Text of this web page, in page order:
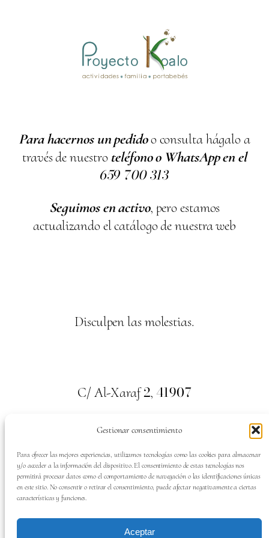
Gestionar consentimiento
Para ofrecer las mejores experiencias, utilizamos tecnologías como las cookies para almacenar
y/o acceder a la información del dispositivo. El consentimiento de estas tecnologías nos
permitirá procesar datos como el comportamiento de navegación o las identificaciones únicas
en este sitio. No consentir o retirar el consentimiento, puede afectar negativamente a ciertas
características y funciones.
Aceptar
Para hacernos un pedidoo consulta hágalo a
través de nuestro teléfono o WhatsApp en el
659 700313
Seguimos en activo, pero estamos
actualizando el catálogo de nuestra web
Disculpen las molestias.
C/ Al-Xaraf2, 41907
Valencina de la Concepción. Sevilla
Tel:659700313
SÍGUENOS EN: